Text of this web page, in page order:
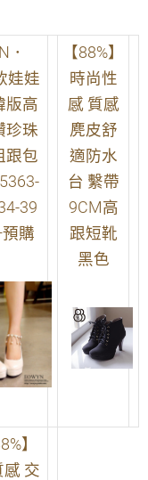
．
娃娃
版高
珍珠
跟包
39
購
【88%】
時尚性
感 質感
麂皮舒
適防水
台 繫帶
9CM高
跟短靴
黑色
】
感 交